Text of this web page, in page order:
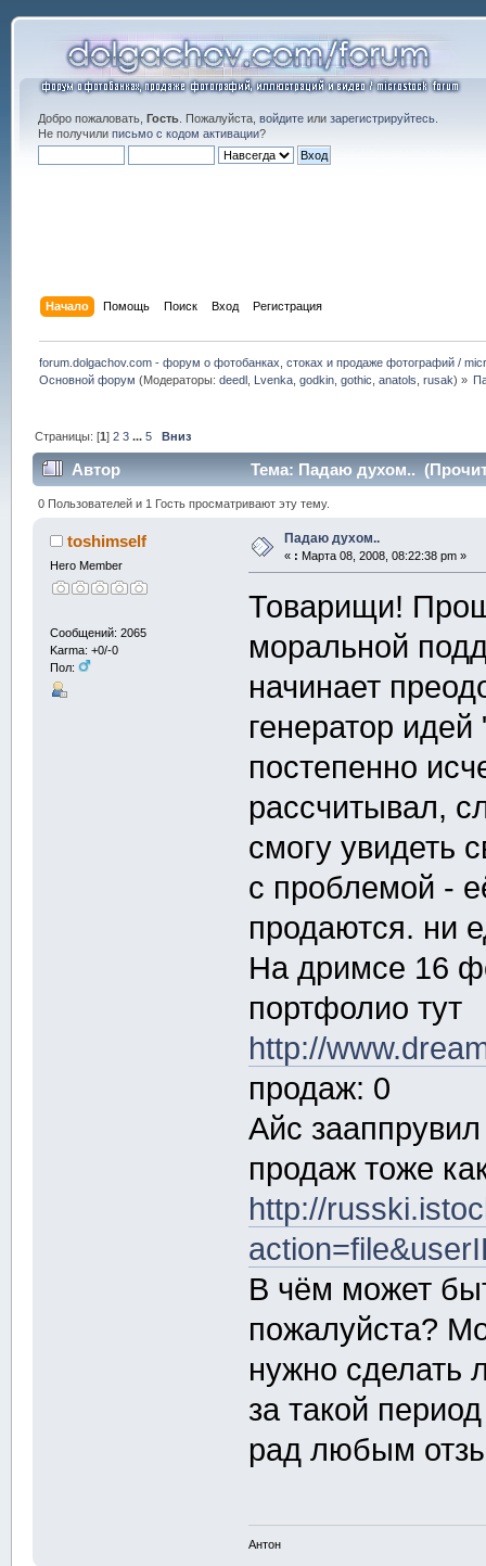
Добро пожаловать, Гость. Пожалуйста, войдитеили зарегистрируйтесь.
Не получили письмо с кодом активации?
Начало Помощь Поиск Вход Регистрация
forum.dolgachov.com - форум о фотобанках, стоках и продаже фотографий /
Основной форум (Модераторы:deedl Lvenka ,godkin ,gothic ,anatols ,rusak) »
Страницы: [1]2 3 ...5 Вниз
Автор Тема: Падаю духом..
0 Пользователей и 1 Гость просматривают эту тему.
toshimself
Hero Member
Сообщений: 2065
Karma: +0/-0
Пол:
Падаю духом..
« : Марта 08, 2008, 08:22:38 pm »
Товарищи!
моральной
начинает
генератор
постепенно
рассчитывал,
смогу увидеть
с проблемой -
продаются. ни
На дримсе 16
портфолио тут
http://
продаж: 0
Айс
продаж тоже
http://
В чём может
пожалуйста?
нужно сделать
за такой
рад любым
Антон